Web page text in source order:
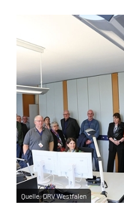
Quelle:DRV Westfalen